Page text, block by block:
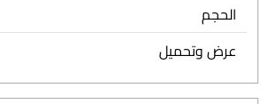
الحجم
عرض وتحميل